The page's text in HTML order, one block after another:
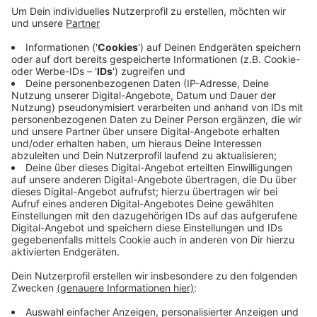
Betreiber. Weil die Eintrittskarten ausschließlich
Besucher gut reguliert werden. Nächste Woche
soll dann analysiert werden, ob das Konzept auch
zum Weihnachtsmarkt passen würde. Wie
berichtet planen alle Wuppertaler Betreiber, die
Weihnachtsmärkte im Dezember unter Auflagen
stattfinden zu lassen.
Veröffentlicht:Samstag, 29.08.2020 07:19
Anzeige
Anzeige